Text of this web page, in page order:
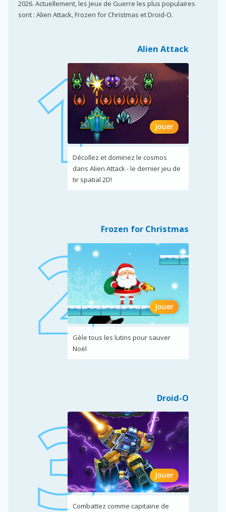
2026. Actuellement, les Jeux de Guerre les plus populaires
sont : Alien Attack, Frozen for Christmas et Droid-O.
Alien Attack
Jouer
Décollez et dominez le cosmos
dans Alien Attack - le dernier jeu de
tir spatial 2D!
Frozen for Christmas
Jouer
Gèle tous les lutins pour sauver
Noël
Droid-O
Jouer
Combattez comme capitaine de